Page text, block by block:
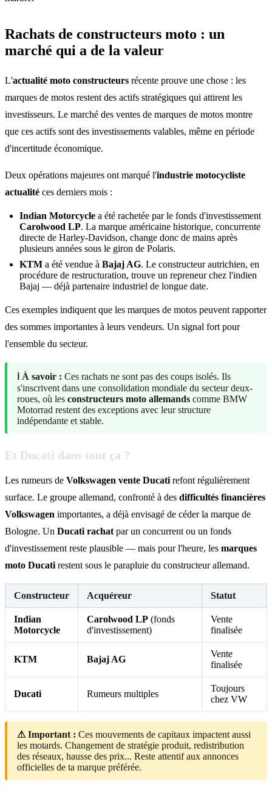
Rachats de constructeurs moto : un
marché qui a de la valeur
L'actualité moto constructeurs récente prouve une chose : les
marques de motos restent des actifs stratégiques qui attirent les
investisseurs. Le marché des ventes de marques de motos montre
que ces actifs sont des investissements valables, même en période
d'incertitude économique.
Deux opérations majeures ont marqué l'industrie motocycliste
actualité ces derniers mois :
Indian Motorcycle a été rachetée par le fonds d'investissement
Carolwood LP. La marque américaine historique, concurrente
directe de Harley-Davidson, change donc de mains après
plusieurs années sous le giron de Polaris.
KTM a été vendue à Bajaj AG. Le constructeur autrichien, en
procédure de restructuration, trouve un repreneur chez l'indien
Bajaj — déjà partenaire industriel de longue date.
Ces exemples indiquent que les marques de motos peuvent rapporter
des sommes importantes à leurs vendeurs. Un signal fort pour
l'ensemble du secteur.
ℹ️ À savoir : Ces rachats ne sont pas des coups isolés. Ils
s'inscrivent dans une consolidation mondiale du secteur deux-
roues, où les constructeurs moto allemands comme BMW
Motorrad restent des exceptions avec leur structure
indépendante et stable.
Et Ducati dans tout ça ?
Les rumeurs de Volkswagen vente Ducati refont régulièrement
surface. Le groupe allemand, confronté à des difficultés financières
Volkswagen importantes, a déjà envisagé de céder la marque de
Bologne. Un Ducati rachat par un concurrent ou un fonds
d'investissement reste plausible — mais pour l'heure, les marques
moto Ducati restent sous le parapluie du constructeur allemand.
Constructeur Acquéreur Statut
Indian
Motorcycle
Carolwood LP (fonds
d'investissement)
Vente
finalisée
KTM Bajaj AG
Vente
finalisée
Ducati Rumeurs multiples
Toujours
chez VW
⚠ Important : Ces mouvements de capitaux impactent aussi
les motards. Changement de stratégie produit, redistribution
des réseaux, hausse des prix... Reste attentif aux annonces
officielles de ta marque préférée.